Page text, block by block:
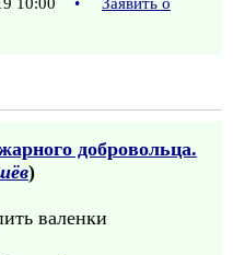
добровольца.
)
валенки